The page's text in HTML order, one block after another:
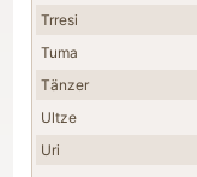
Trresi
Tuma
Tänzer
Ultze
Uri